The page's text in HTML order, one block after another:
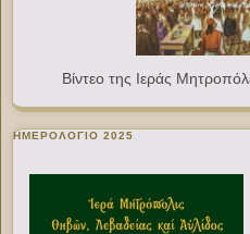
Βίντεο της Ιεράς
ΗΜΕΡΟΛΟΓΙΟ 2025